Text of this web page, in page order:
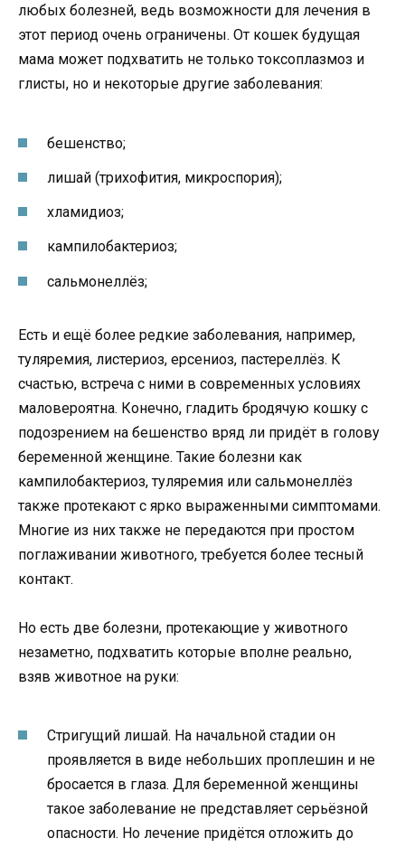
любых болезней, ведь возможности для лечения в
этот период очень ограничены. От кошек будущая
мама может подхватить не только токсоплазмоз и
глисты, но и некоторые другие заболевания:
бешенство;
лишай (трихофития, микроспория);
хламидиоз;
кампилобактериоз;
сальмонеллёз;
Есть и ещё более редкие заболевания, например,
туляремия, листериоз, ерсениоз, пастереллёз. К
счастью, встреча с ними в современных условиях
маловероятна. Конечно, гладить бродячую кошку с
подозрением на бешенство вряд ли придёт в голову
беременной женщине. Такие болезни как
кампилобактериоз, туляремия или сальмонеллёз
также протекают с ярко выраженными симптомами.
Многие из них также не передаются при простом
поглаживании животного, требуется более тесный
контакт.
Но есть две болезни, протекающие у животного
незаметно, подхватить которые вполне реально,
взяв животное на руки:
Стригущий лишай. На начальной стадии он
проявляется в виде небольших проплешин и не
бросается в глаза. Для беременной женщины
такое заболевание не представляет серьёзной
опасности. Но лечение придётся отложить до